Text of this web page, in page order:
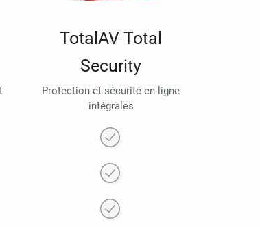
TotalAV Total
Security
Protection et sécurité en ligne
intégrales